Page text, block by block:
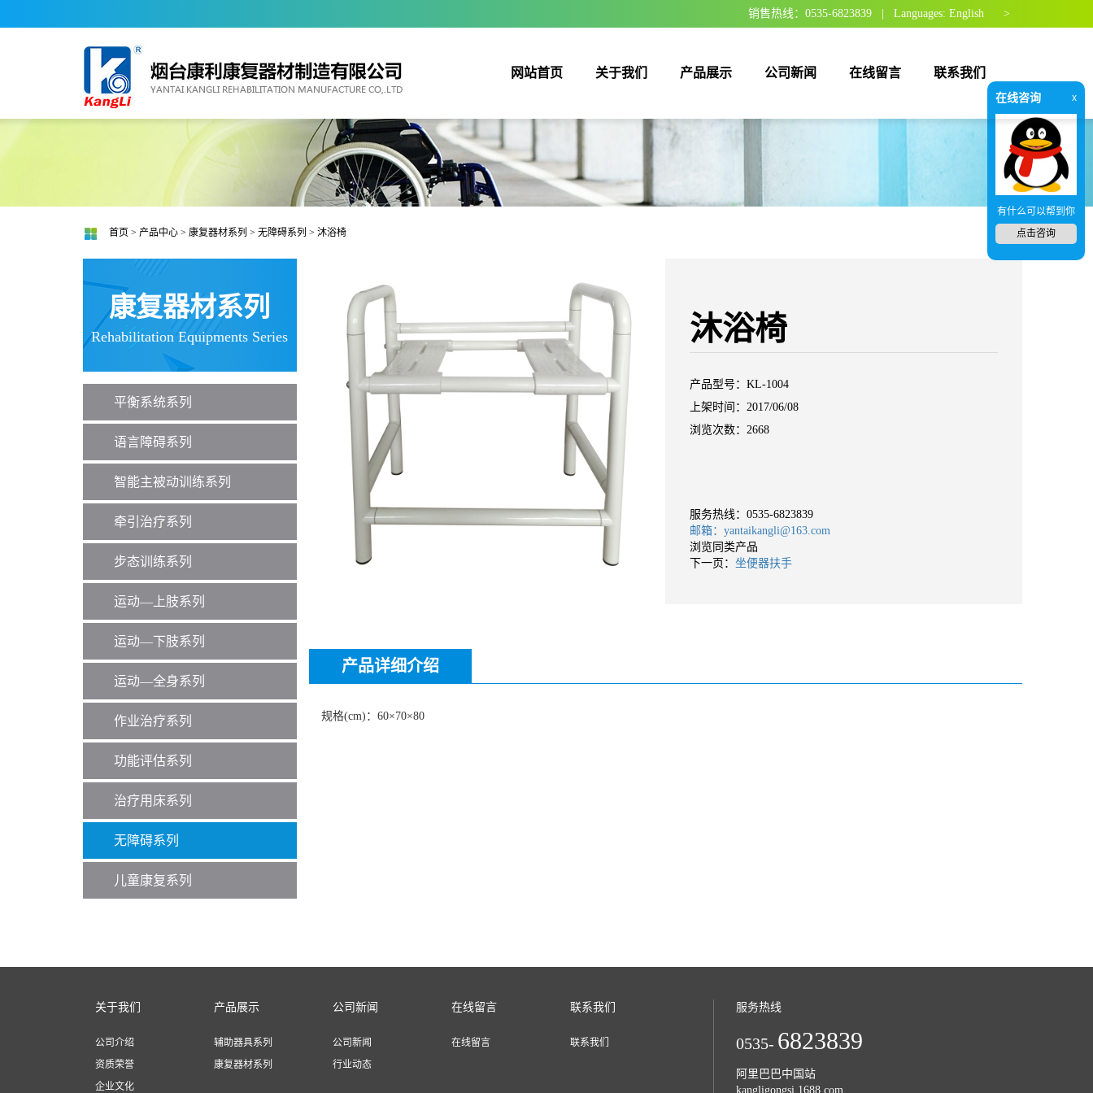
销售热线：0535-6823839 | Languages: English >
网站首页 关于我们 产品展示 公司新闻 在线留言 联系我们
首页 > 产品中心 > 康复器材系列 > 无障碍系列 > 沐浴椅
康复器材系列
Rehabilitation Equipments Series
平衡系统系列
语言障碍系列
智能主被动训练系列
牵引治疗系列
步态训练系列
运动—上肢系列
运动—下肢系列
运动—全身系列
作业治疗系列
功能评估系列
治疗用床系列
无障碍系列
儿童康复系列
沐浴椅
产品型号：KL-1004
上架时间：2017/06/08
浏览次数：2668
服务热线：0535-6823839
邮箱：yantaikangli@163.com
浏览同类产品
下一页：坐便器扶手
产品详细介绍
规格(cm)：60×70×80
关于我们
公司介绍
资质荣誉
企业文化
产品展示
辅助器具系列
康复器材系列
公司新闻
公司新闻
行业动态
在线留言
在线留言
联系我们
联系我们
服务热线
0535- 6823839
阿里巴巴中国站
kangligongsi.1688.com
在线咨询 x
有什么可以帮到你
点击咨询